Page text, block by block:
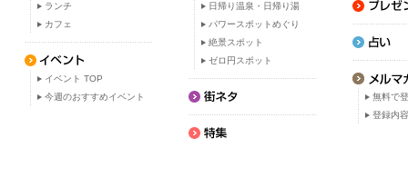
ランチ
カフェ
イベント TOP
今週のおすすめイベント
日帰り温泉・日帰り湯
パワースポットめぐり
絶景スポット
ゼロ円スポット
無料で
登録内